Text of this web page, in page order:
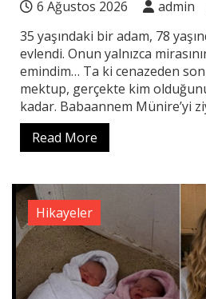
6 Ağustos 2026 admin
35 yaşındaki bir adam, 78
evlendi. Onun yalnızca
emindim… Ta ki cenazeden
mektup, gerçekte kim
kadar. Babaannem Münire’yi
Read More
Hikayeler